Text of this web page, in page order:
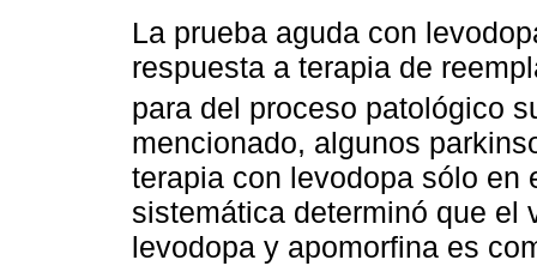
La prueba aguda con
respuesta a terapia de
para del proceso patológico
mencionado, algunos
terapia con levodopa sólo en
sistemática determinó que el
levodopa y apomorfina es